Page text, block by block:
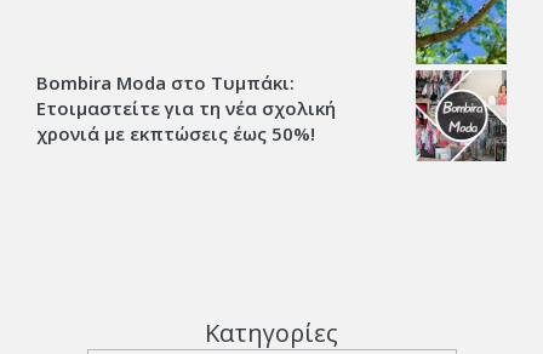
Bombira Moda στο Τυμπάκι:
Ετοιμαστείτε για τη νέα σχολική
χρονιά με εκπτώσεις έως 50%!
Κατηγορίες